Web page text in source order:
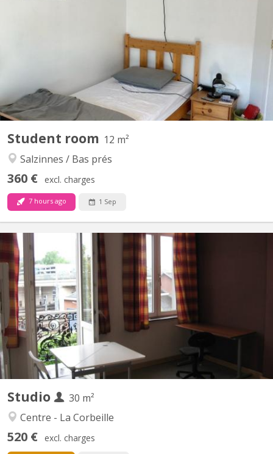
Student room 12 m²
Salzinnes / Bas prés
360 € excl. charges
7 hours ago 1 Sep
à partir du 01 septembre 2026, à louer chambre entièrement
meublée (comme sur les photos) Cuisine équipée neuve, salle de
douche neuve également wifi avec fibre optique immeuble full
équipé LED Accès libre au jardin et à la terrasse 🔹Pas de
revenus, ni caution du CPAS, preuves de revenus stables...
Studio
30 m²
Centre - La Corbeille
520 € excl. charges
STUDIO New Disponibilité 2026-2027 pour étudiant(e)s
uniquement qui aime l'autonomie : Joli Studio Cosy bien situé à
proximité des hautes Ecoles, Universités de Namur en plein
centre ville proche de la gare des transports en communs (bus,
trains) Studio relativement complèt semi-meublé, douche et...